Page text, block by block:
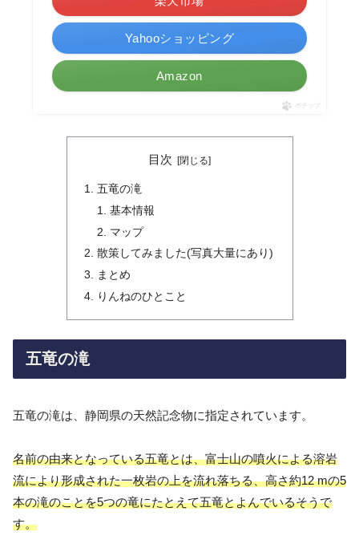
Yahooショッピング
Amazon
ポチップ
目次
五竜の滝
基本情報
マップ
散策してみました(写真大量にあり)
まとめ
りんねのひとこと
五竜の滝
五竜の滝は、静岡県の天然記念物に指定されています。
名前の由来となっている五竜とは、富士山の噴火による溶岩
流により形成された一枚岩の上を流れ落ちる、高さ約12 mの5
本の滝のことを5つの竜にたとえて五竜とよんでいるそうで
す。